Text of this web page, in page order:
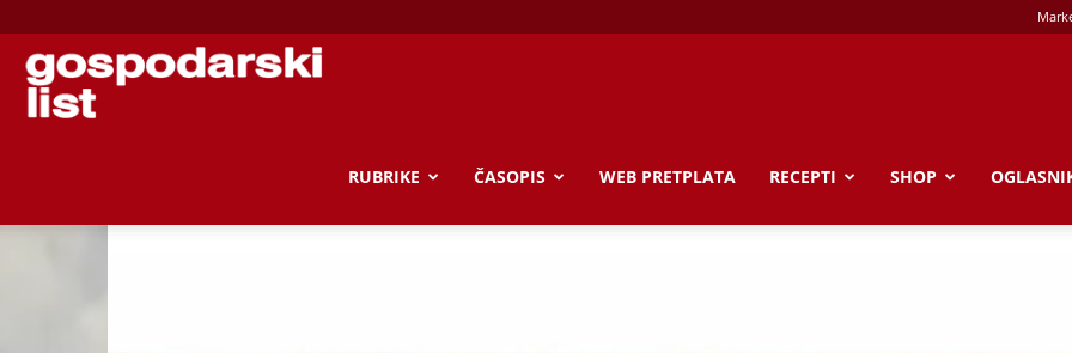
Gospodarski
RUBRIKE ČASOPIS WEB PRETPLATA RECEPTI SHOP